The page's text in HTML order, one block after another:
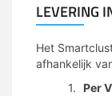
LEVERING
Het
afhankelijk
Per